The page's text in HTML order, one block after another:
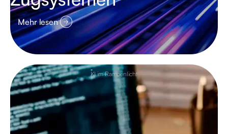
Mehr lesen
KI im Rampenlicht